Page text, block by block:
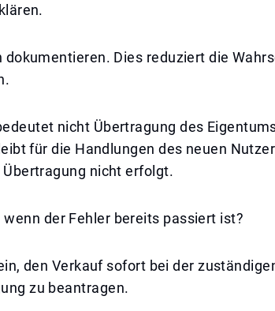
Dies reduziert die
nicht Übertragung des
für die Handlungen des neuen
nicht erfolgt.
der Fehler bereits passiert ist?
den Verkauf sofort bei der
zu beantragen.